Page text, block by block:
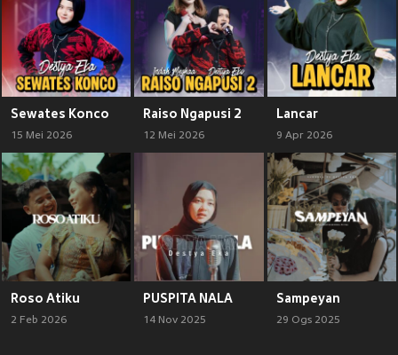
Sewates Konco
15 Mei 2026
Raiso Ngapusi 2
12 Mei 2026
Lancar
9 Apr 2026
Roso Atiku
2 Feb 2026
PUSPITA NALA
14 Nov 2025
Sampeyan
29 Ogs 2025